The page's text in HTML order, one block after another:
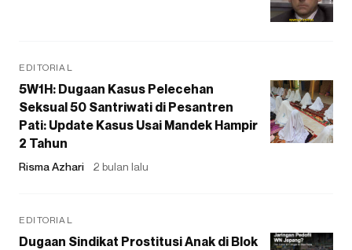
EDITORIAL
5W1H: Dugaan Kasus Pelecehan
Seksual 50 Santriwati di Pesantren
Pati: Update Kasus Usai Mandek Hampir
2 Tahun
Risma Azhari 2 bulan lalu
EDITORIAL
Dugaan Sindikat Prostitusi Anak di Blok